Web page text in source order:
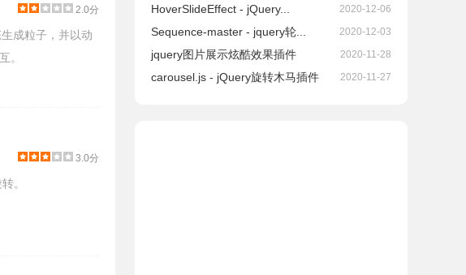
2.0分
成粒子，并以动
。
3.0分
。
HoverSlideEffect - jQuery... 2020-12-06
Sequence-master - jquery轮... 2020-12-03
jquery图片展示炫酷效果插件 2020-11-28
carousel.js - jQuery旋转木马插件 2020-11-27